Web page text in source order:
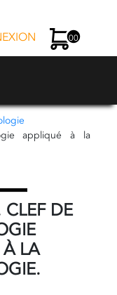
00
appliqué à la
DE
LA